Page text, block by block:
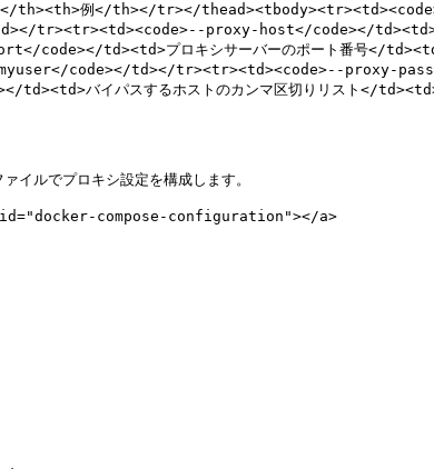
例</th></tr></
tr><tr><td><code>--proxy-host</code></td><td>プ
code></td><td>プロキシサーバーのポート番号</
code></td></tr><tr><td><code>--proxy-
td><td>バイパスするホストのカンマ区切りリスト
ルでプロキシ設定を構成します。
compose-configuration"></a>